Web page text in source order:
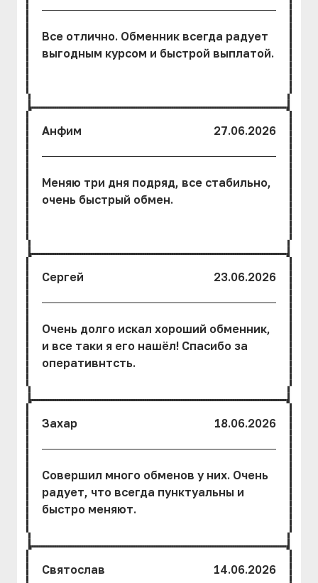
Все отлично. Обменник всегда радует
выгодным курсом и быстрой выплатой.
Анфим 27.06.2026
Меняю три дня подряд, все стабильно,
очень быстрый обмен.
Сергей 23.06.2026
Очень долго искал хороший обменник,
и все таки я его нашёл! Спасибо за
оперативнтсть.
Захар 18.06.2026
Совершил много обменов у них. Очень
радует, что всегда пунктуальны и
быстро меняют.
Святослав 14.06.2026